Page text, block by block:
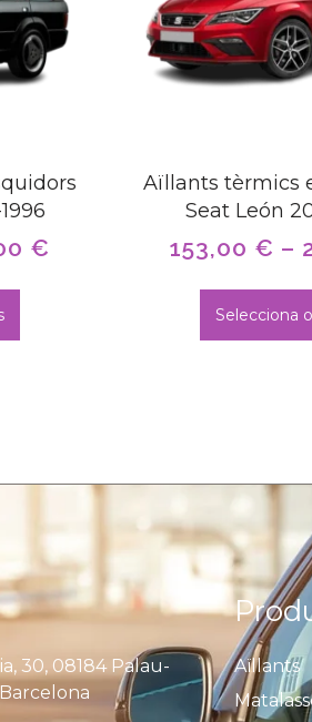
€
Aïllants tèrmics
Seat León
153,00 € –
Selecciona
30, 08184 Palau-
Aïllants